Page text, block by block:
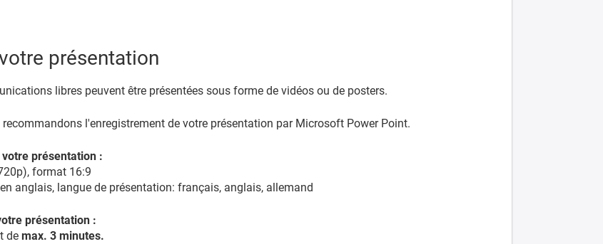
présentation
libres peuvent être présentées sous forme de vidéos ou de posters.
recommandons l'enregistrement de votre présentation par Microsoft Power Point.
votre présentation :
format 16:9
anglais, langue de présentation: français, anglais, allemand
présentation :
de max. 3 minutes.